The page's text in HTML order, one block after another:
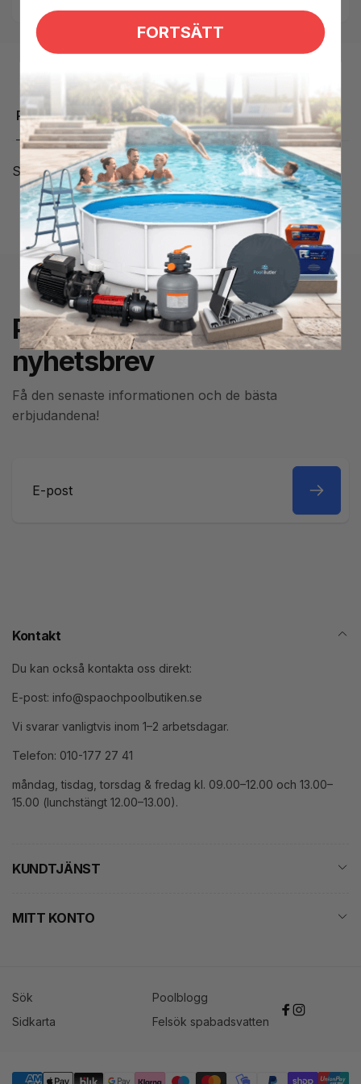
Produktbeskrivning
Skarvrör 1"/ tum hona, Innermått 33,5 mm
Prenumerera på
nyhetsbrev
Få den senaste informationen och de bästa
erbjudandena!
Kontakt
Du kan också kontakta oss direkt:
E-post: info@spaochpoolbutiken.se
Vi svarar vanligtvis inom 1–2 arbetsdagar.
Telefon: 010-177 27 41
måndag, tisdag, torsdag & fredag kl. 09.00–12.00 och 13.00–
15.00 (lunchstängt 12.00–13.00).
KUNDTJÄNST
MITT KONTO
Sök
Poolblogg
Sidkarta
Felsök spabadsvatten Facebook
Instagram
FORTSÄTT